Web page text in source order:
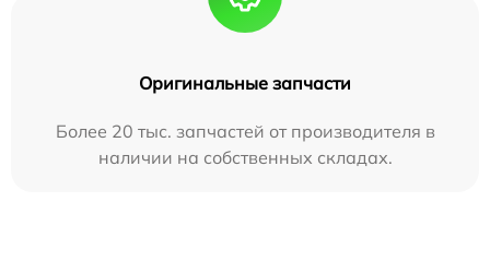
Оригинальные запчасти
Более 20 тыс. запчастей от производителя в
наличии на собственных складах.